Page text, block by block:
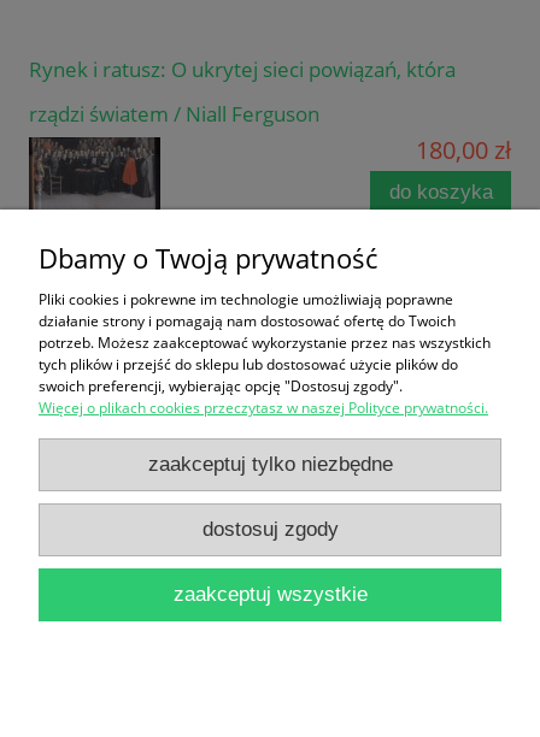
Rynek i ratusz: O ukrytej sieci powiązań, która
rządzi światem / Niall Ferguson
180,00 zł
do koszyka
Suomen Luonto No 3 1977 / Praca zbiorowa
25,00 zł
do koszyka
Dbamy o Twoją prywatność
Pliki cookies i pokrewne im technologie umożliwiają poprawne
działanie strony i pomagają nam dostosować ofertę do Twoich
potrzeb. Możesz zaakceptować wykorzystanie przez nas wszystkich
tych plików i przejść do sklepu lub dostosować użycie plików do
swoich preferencji, wybierając opcję "Dostosuj zgody".
Więcej o plikach cookies przeczytasz w naszej Polityce prywatności.
zaakceptuj tylko niezbędne
dostosuj zgody
zaakceptuj wszystkie